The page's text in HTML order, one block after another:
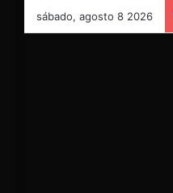
sábado, agosto 8 2026